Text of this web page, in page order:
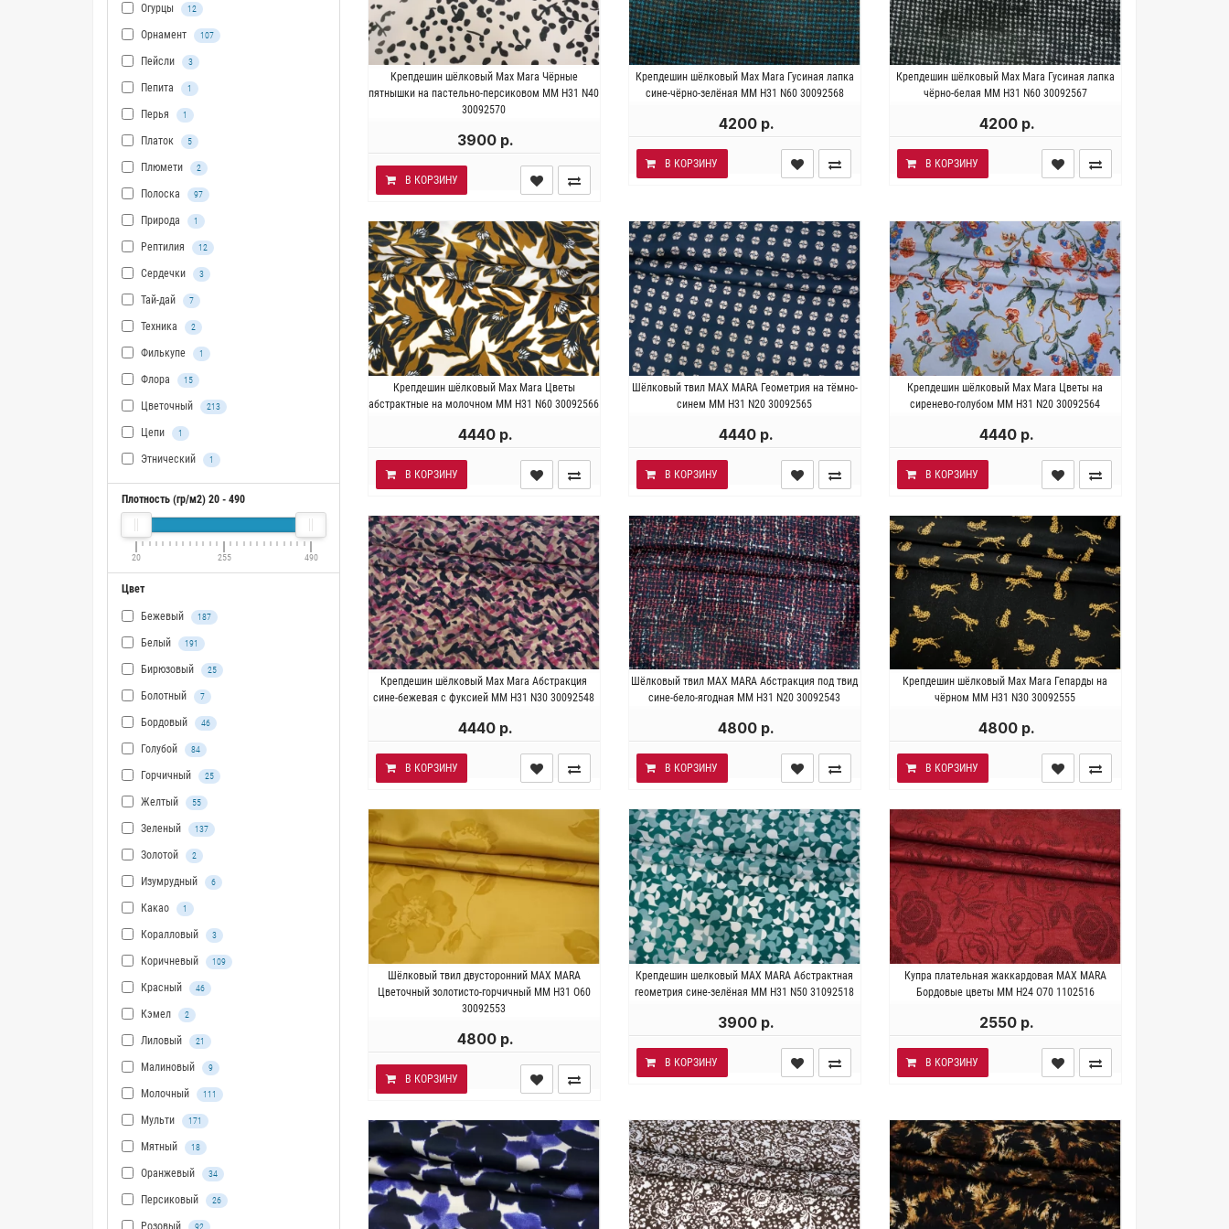
Огурцы 12
Орнамент 107
Пейсли 3
Пепита 1
Перья 1
Платок 5
Плюмети 2
Полоска 97
Природа 1
Рептилия 12
Сердечки 3
Тай-дай 7
Техника 2
Филькупе 1
Флора 15
Цветочный 213
Цепи 1
Этнический 1
Плотность (гр/м2) 20 - 490
20 255 490
Цвет
Бежевый 187
Белый 191
Бирюзовый 25
Болотный 7
Бордовый 46
Голубой 84
Горчичный 25
Желтый 55
Зеленый 137
Золотой 2
Изумрудный 6
Какао 1
Коралловый 3
Коричневый 109
Красный 46
Кэмел 2
Лиловый 21
Малиновый 9
Молочный 111
Мульти 171
Мятный 18
Оранжевый 34
Персиковый 26
Розовый 92
Крепдешин шёлковый Max Mara Чёрные
пятнышки на пастельно-персиковом MM H31 N40
30092570
Италия . Состав 100% шёлк.
Плотность ~ 50 гр/м2. Ширина 136 см.
3900 р.
В КОРЗИНУ
Крепдешин шёлковый Max Mara Гусиная лапка
сине-чёрно-зелёная MM H31 N60 30092568
Италия . Состав 100% шёлк.
Плотность ~ 60 гр/м2. Ширина 140 см.
4200 р.
В КОРЗИНУ
Крепдешин шёлковый Max Mara Гусиная лапка
чёрно-белая MM H31 N60 30092567
Италия . Состав 100% шёлк.
Плотность ~ 60 гр/м2. Ширина 138 см.
4200 р.
В КОРЗИНУ
Крепдешин шёлковый Max Mara Цветы
абстрактные на молочном MM H31 N60 30092566
Италия . Состав 100% шёлк.
Плотность ~ 60 гр/м2. Ширина 134 см.
4440 р.
В КОРЗИНУ
Шёлковый твил MAX MARA Геометрия на тёмно-
синем MM H31 N20 30092565
Италия . Состав 100% шёлк.
Плотность ~60 гр/м2. Ширина 134 см.
4440 р.
В КОРЗИНУ
Крепдешин шёлковый Max Mara Цветы на
сиренево-голубом MM H31 N20 30092564
Италия . Состав 100% шёлк.
Плотность ~ 65 гр/м2. Ширина 137 см.
4440 р.
В КОРЗИНУ
Крепдешин шёлковый Max Mara Абстракция
сине-бежевая с фуксией MM H31 N30 30092548
Италия . Состав 100% шёлк.
Плотность ~ 50 гр/м2. Ширина 136 см.
4440 р.
В КОРЗИНУ
Шёлковый твил MAX MARA Абстракция под твид
сине-бело-ягодная MM H31 N20 30092543
Италия . Состав 100% шёлк.
Плотность ~50 гр/м2. Ширина 136 см.
4800 р.
В КОРЗИНУ
Крепдешин шёлковый Max Mara Гепарды на
чёрном MM H31 N30 30092555
Италия . Состав 100% шёлк.
Плотность ~ 55 гр/м2. Ширина 137 см.
4800 р.
В КОРЗИНУ
Шёлковый твил двусторонний MAX MARA
Цветочный золотисто-горчичный MM H31 O60
30092553
Италия . Состав 100% шёлк.
Плотность ~70 гр/м2. Ширина 134 см.
4800 р.
В КОРЗИНУ
Крепдешин шелковый MAX MARA Абстрактная
геометрия сине-зелёная MM H31 N50 31092518
Италия . Состав 100% шелк.
Плотность~ 50 гр/м2. Ширина 137 см.
3900 р.
В КОРЗИНУ
Купра плательная жаккардовая MAX MARA
Бордовые цветы MM H24 O70 1102516
Италия . Состав 80% купро 20%
вискоза. Плотность ~200 гр/м2.
2550 р.
В КОРЗИНУ